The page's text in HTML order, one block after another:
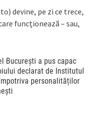
devine, pe zi ce trece,
funcționează – sau,
București a pus capac
declarat de Institutul
personalităților